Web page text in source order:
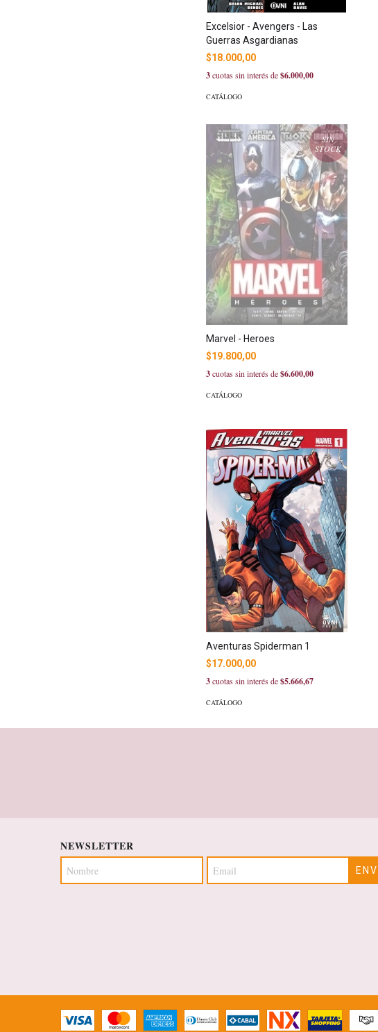
Excelsior - Avengers - Las
Guerras Asgardianas
$18.000,00
3cuotas sin interés de$6.000,00
CATÁLOGO
SIN
STOCK
Marvel - Heroes
$19.800,00
3cuotas sin interés de$6.600,00
CATÁLOGO
Aventuras Spiderman 1
$17.000,00
3cuotas sin interés de$5.666,67
CATÁLOGO
NEWSLETTER